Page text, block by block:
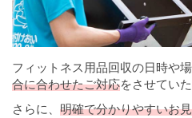
フィットネス用品回収の日時や場
合に合わせたご対応をさせてい
さらに、 明確で分かりやすいお